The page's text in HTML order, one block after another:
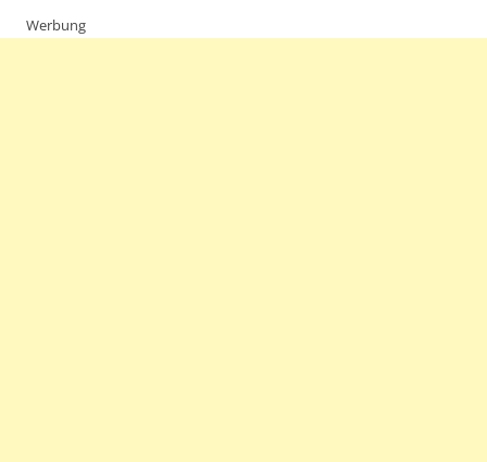
Werbung